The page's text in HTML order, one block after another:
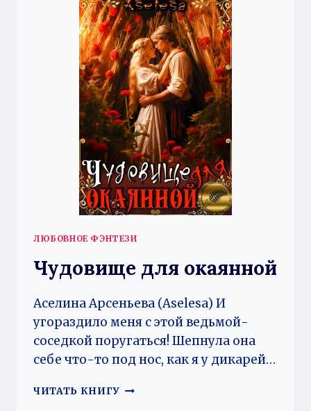
2
ЛЮБОВНОЕ ФЭНТЕЗИ
Чудовище для окаянной
Аселина Арсеньева (Aselesa) И
угораздило меня с этой ведьмой-
соседкой поругаться! Шепнула она
себе что-то под нос, как я у дикарей…
ЧИТАТЬ КНИГУ ЧУДОВИЩЕ